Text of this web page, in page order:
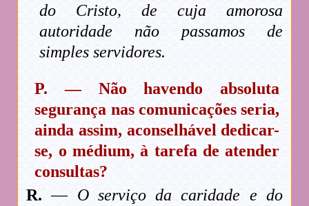
do Cristo, de cuja amorosa
autoridade não passamos de
simples servidores.
P. — Não havendo absoluta
segurança nas comunicações seria,
ainda assim, aconselhável dedicar-
se, o médium, à tarefa de atender
consultas?
R.— O serviço da caridade e do